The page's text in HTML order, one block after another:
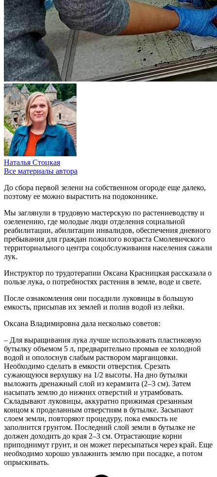
Наталья Стоцкая
Все материалы автора
До сбора первой зелени на собственном огороде еще далеко,
поэтому ее можно вырастить на подоконнике.
Мы заглянули в трудовую мастерскую по растениеводству и
озеленению, где молодые люди отделения социальной
реабилитации, абилитации инвалидов, обеспечения дневного
пребывания для граждан пожилого возраста Смолевичского
территориального центра соцобслуживания населения сажали
лук.
Инструктор по трудотерапии Оксана Красницкая рассказала о
пользе лука, о потребностях растения в земле, воде и свете.
После ознакомления они посадили луковицы в большую
емкость, присыпав их землей и полив водой из лейки.
Оксана Владимировна дала несколько советов:
– Для выращивания лука лучше использовать пластиковую
бутылку объемом 5 л, предварительно промыв ее холодной
водой и ополоснув слабым раствором марганцовки.
Необходимо сделать в емкости отверстия. Срезать
сужающуюся верхушку на 1/2 высоты. На дно бутылки
выложить дренажный слой из керамзита (2–3 см). Затем
насыпать землю до нижних отверстий и утрамбовать.
Складывают луковицы, аккуратно прижимая срезанным
концом к проделанным отверстиям в бутылке. Засыпают
слоем земли, повторяют процедуру, пока емкость не
заполнится грунтом. Последний слой земли в бутылке не
должен доходить до края 2–3 см. Отрастающие корни
приподнимут грунт, и он может пересыпаться через край. Еще
необходимо хорошо увлажнить землю при посадке, а потом
опрыскивать.